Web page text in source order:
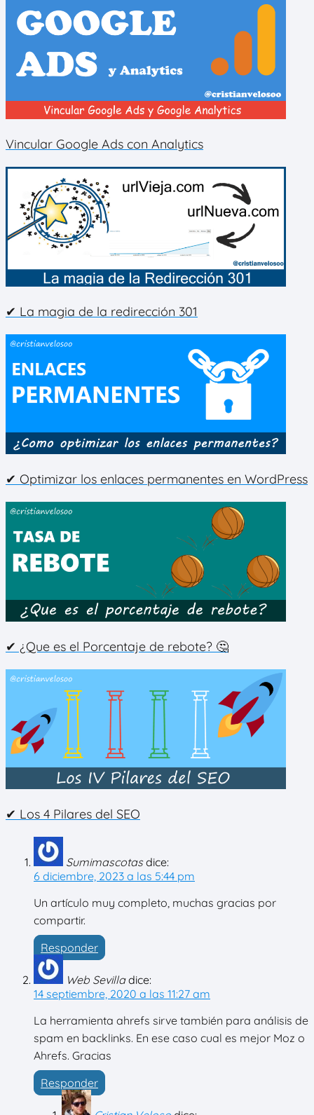
Vincular Google Ads con Analytics
✔ La magia de la redirección 301
✔ Optimizar los enlaces permanentes en WordPress
✔ ¿Que es el Porcentaje de rebote? 🤔
✔ Los 4 Pilares del SEO
Sumimascotas dice:
6 diciembre, 2023 a las 5:44 pm
Un artículo muy completo, muchas gracias por
compartir.
Responder
Web Sevilla dice:
14 septiembre, 2020 a las 11:27 am
La herramienta ahrefs sirve también para análisis de
spam en backlinks. En ese caso cual es mejor Moz o
Ahrefs. Gracias
Responder